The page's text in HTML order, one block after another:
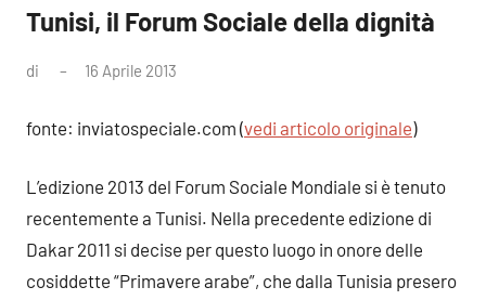
Tunisi, il Forum Sociale della dignità
di 16 Aprile 2013
fonte: inviatospeciale.com (vedi articolo originale)
L’edizione 2013 del Forum Sociale Mondiale si è tenuto
recentemente a Tunisi. Nella precedente edizione di
Dakar 2011 si decise per questo luogo in onore delle
cosiddette “Primavere arabe”, che dalla Tunisia presero